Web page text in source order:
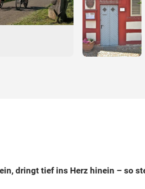
dringt tief ins Herz hinein – so